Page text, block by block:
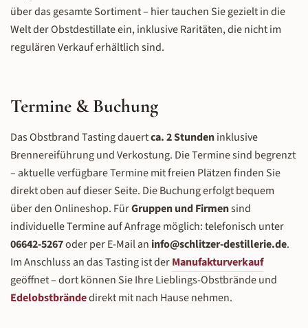
Atmosphäre erleben wollen. In einer
Gruppe von maximal 8 Gästen verkosten
Sie zahlreiche Whiskys aus dem
Schlitzer Sortiment – und zwar sowohl
Unterschied ist beeindruckend: In
Fassstärke zeigt sich der Whisky
ungeschönt, intensiver und komplexer –
ein Erlebnis, das man in keiner fertigen
Flasche so bekommt. Das Besondere:
Das Sortiment wechselt regelmäßig.
Neue Spezialfüllungen, aktuelle
Blendings und Produktentwicklungen
sorgen dafür, dass jedes Tasting
einzigartig ist. Ein erfahrener
Mitarbeiter der Destillerie führt durch
die Verkostung, erläutert Reifung,
Fasseinfluss und Geschmacksprofile und
beantwortet alle Fragen – persönlich,
Blending-Workshop: Aromen
kombinieren Nach dem Tasting
verändert ein Sherry-gereifter
der Meisterdestillateure
experimentieren Sie mit
Fasstypen, Reifezeiten und
Getreidebasen und entwickeln
für Schritt Ihr persönliches
Geschmacksprofil. Mit
Tasting-Equipment – einem
Tastingbrett und speziellen
Gläsern – arbeiten Sie wie die
Eigene Kreation abfüllen Der
über das gesamte Sortiment – hier tauchen Sie gezielt in die
Welt der Obstdestillate ein, inklusive Raritäten, die nicht im
regulären Verkauf erhältlich sind.
Termine & Buchung
Das Obstbrand Tasting dauertca. 2 Stundeninklusive
Brennereiführung und Verkostung. Die Termine sind begrenzt
– aktuelle verfügbare Termine mit freien Plätzen finden Sie
direkt oben auf dieser Seite. Die Buchung erfolgt bequem
über den Onlineshop. FürGruppen und Firmensind
individuelle Termine auf Anfrage möglich: telefonisch unter
06642-5267oder per E-Mail an info@schlitzer-destillerie.de.
Im Anschluss an das Tasting ist derManufakturverkauf
geöffnet – dort können Sie Ihre Lieblings-Obstbrände und
Edelobstbrändedirekt mit nach Hause nehmen.